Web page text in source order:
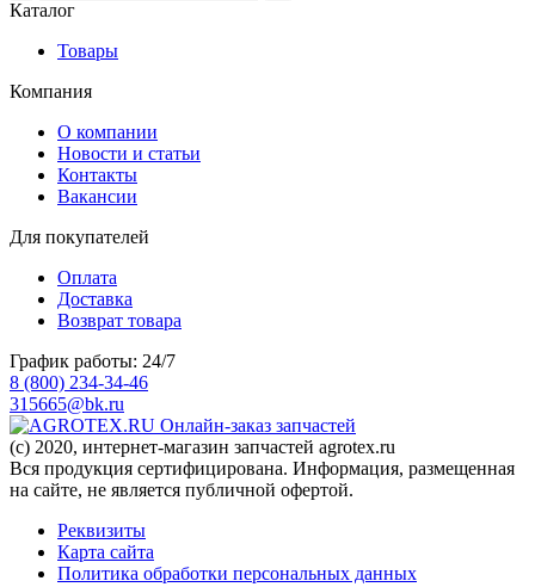
Каталог
Товары
Компания
О компании
Новости и статьи
Контакты
Вакансии
Для покупателей
Оплата
Доставка
Возврат товара
График работы: 24/7
8 (800) 234-34-46
315665@bk.ru
Онлайн-заказ запчастей
(c) 2020, интернет-магазин запчастей agrotex.ru
Вся продукция сертифицирована. Информация, размещенная
на сайте, не является публичной офертой.
Реквизиты
Карта сайта
Политика обработки персональных данных